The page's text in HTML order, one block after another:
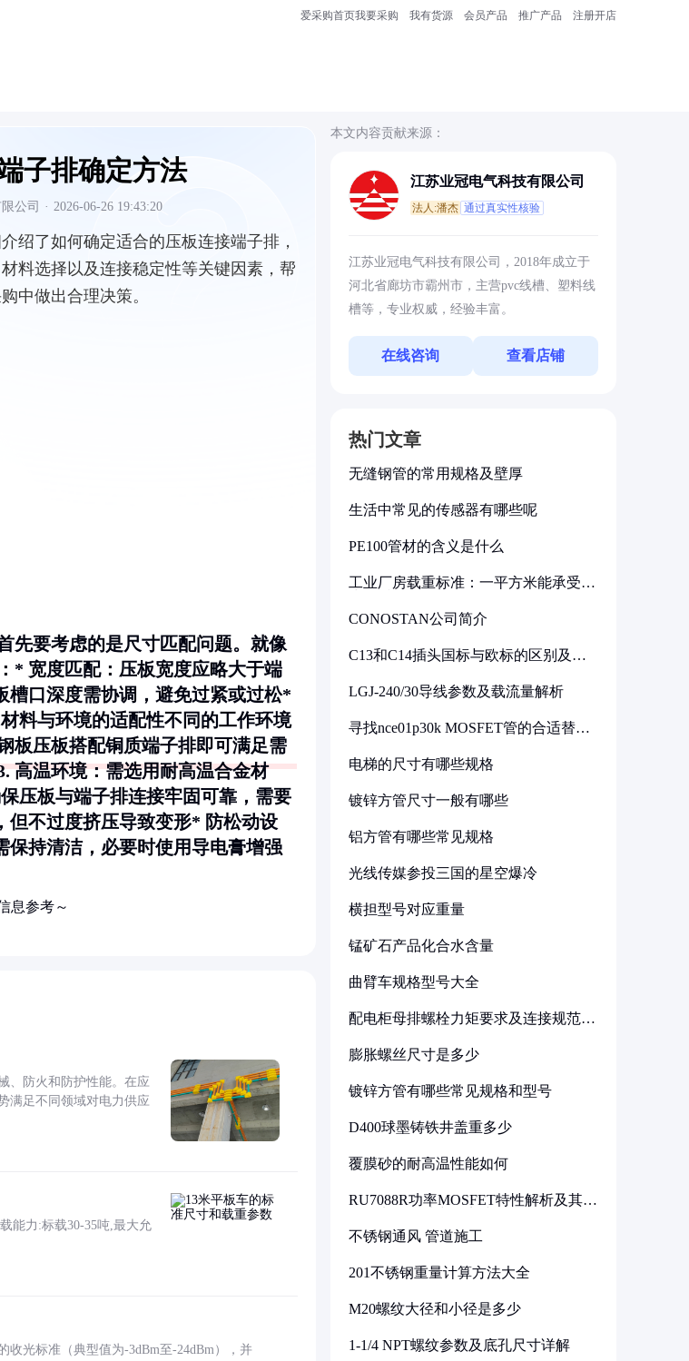
爱采购首页我要采购 我有货源 会员产品 推广产品 注册开店
子排确定方法
公司 · 2026-06-26 19:43:20
绍了如何确定适合的压板连接端子排，
料选择以及连接稳定性等关键因素，帮
中做出合理决策。
先要考虑的是尺寸匹配问题。就像
* 宽度匹配：压板宽度应略大于端
槽口深度需协调，避免过紧或过松*
料与环境的适配性不同的工作环境
板压板搭配铜质端子排即可满足需
高温环境：需选用耐高温合金材
压板与端子排连接牢固可靠，需要
但不过度挤压导致变形* 防松动设
保持清洁，必要时使用导电膏增强
息参考～
、防火和防护性能。在应
满足不同领域对电力供应
能力:标载30-35吨,最大允
光标准（典型值为-3dBm至-24dBm），并
本文内容贡献来源：
江苏业冠电气科技有限公司
法人:潘杰 通过真实性核验
江苏业冠电气科技有限公司，2018年成立于
河北省廊坊市霸州市，主营pvc线槽、塑料线
槽等，专业权威，经验丰富。
在线咨询 查看店铺
热门文章
无缝钢管的常用规格及壁厚
生活中常见的传感器有哪些呢
PE100管材的含义是什么
工业厂房载重标准：一平方米能承受多
CONOSTAN公司简介
C13和C14插头国标与欧标的区别及其
LGJ-240/30导线参数及载流量解析
寻找nce01p30k MOSFET管的合适替代
电梯的尺寸有哪些规格
镀锌方管尺寸一般有哪些
铝方管有哪些常见规格
光线传媒参投三国的星空爆冷
横担型号对应重量
锰矿石产品化合水含量
曲臂车规格型号大全
配电柜母排螺栓力矩要求及连接规范详
膨胀螺丝尺寸是多少
镀锌方管有哪些常见规格和型号
D400球墨铸铁井盖重多少
覆膜砂的耐高温性能如何
RU7088R功率MOSFET特性解析及其在
不锈钢通风 管道施工
201不锈钢重量计算方法大全
M20螺纹大径和小径是多少
1-1/4 NPT螺纹参数及底孔尺寸详解